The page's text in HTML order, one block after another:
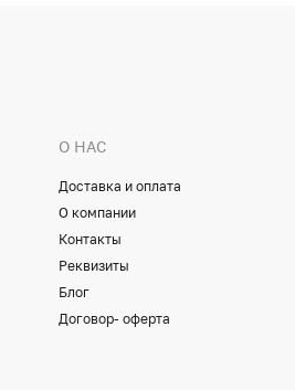
О НАС
Доставка и оплата
О компании
Контакты
Реквизиты
Блог
Договор- оферта